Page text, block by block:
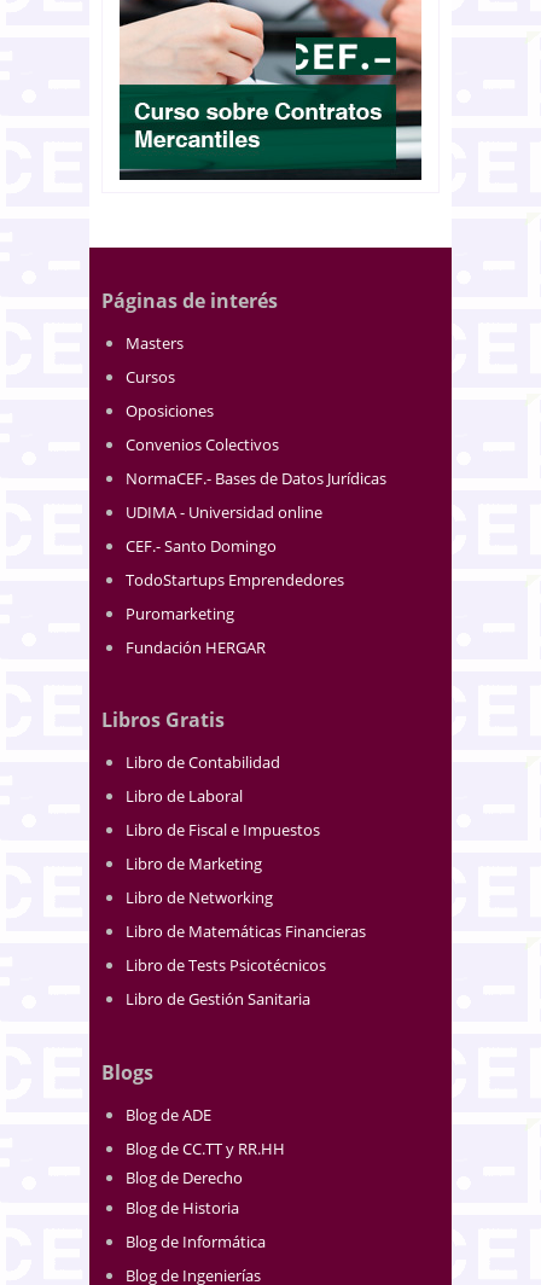
Páginas de interés
Masters
Cursos
Oposiciones
Convenios Colectivos
NormaCEF.- Bases de Datos Jurídicas
UDIMA - Universidad online
CEF.- Santo Domingo
TodoStartups Emprendedores
Puromarketing
Fundación HERGAR
Libros Gratis
Libro de Contabilidad
Libro de Laboral
Libro de Fiscal e Impuestos
Libro de Marketing
Libro de Networking
Libro de Matemáticas Financieras
Libro de Tests Psicotécnicos
Libro de Gestión Sanitaria
Blogs
Blog de ADE
Blog de CC.TT y RR.HH
Blog de Derecho
Blog de Historia
Blog de Informática
Blog de Ingenierías